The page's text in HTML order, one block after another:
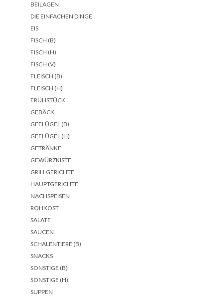
BEILAGEN
DIE EINFACHEN DINGE
EIS
FISCH (B)
FISCH (H)
FISCH (V)
FLEISCH (B)
FLEISCH (H)
FRÜHSTÜCK
GEBÄCK
GEFLÜGEL (B)
GEFLÜGEL (H)
GETRÄNKE
GEWÜRZKISTE
GRILLGERICHTE
HAUPTGERICHTE
NACHSPEISEN
ROHKOST
SALATE
SAUCEN
SCHALENTIERE (B)
SNACKS
SONSTIGE (B)
SONSTIGE (H)
SUPPEN